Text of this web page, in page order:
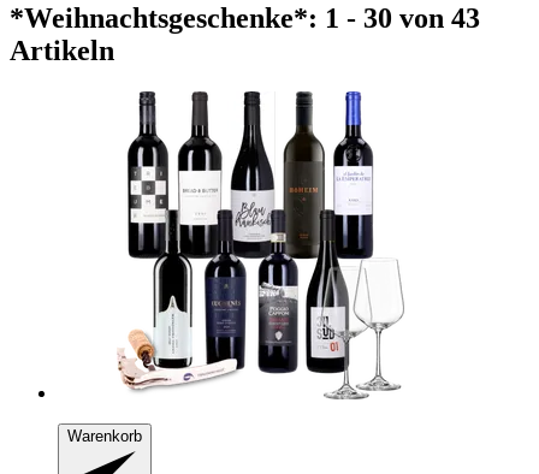
*Weihnachtsgeschenke*: 1 - 30 von 43
Artikeln
Warenkorb